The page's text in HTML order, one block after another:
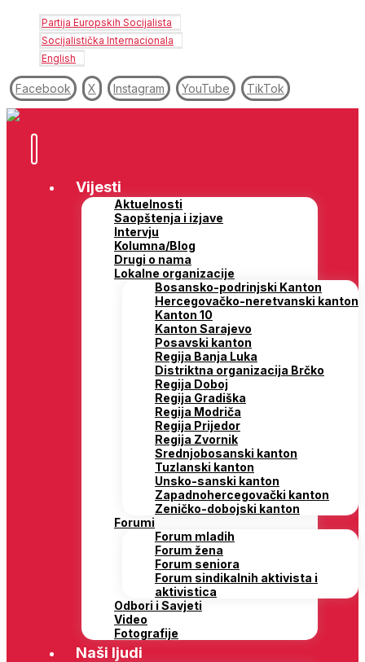
Partija Europskih Socijalista
Socijalistička Internacionala
English
Facebook X Instagram YouTube TikTok
Vijesti
Aktuelnosti
Saopštenja i izjave
Intervju
Kolumna/Blog
Drugi o nama
Lokalne organizacije
Bosansko-podrinjski Kanton
Hercegovačko-neretvanski kanton
Kanton 10
Kanton Sarajevo
Posavski kanton
Regija Banja Luka
Distriktna organizacija Brčko
Regija Doboj
Regija Gradiška
Regija Modriča
Regija Prijedor
Regija Zvornik
Srednjobosanski kanton
Tuzlanski kanton
Unsko-sanski kanton
Zapadnohercegovački kanton
Zeničko-dobojski kanton
Forumi
Forum mladih
Forum žena
Forum seniora
Forum sindikalnih aktivista i
aktivistica
Odbori i Savjeti
Video
Fotografije
Naši ljudi